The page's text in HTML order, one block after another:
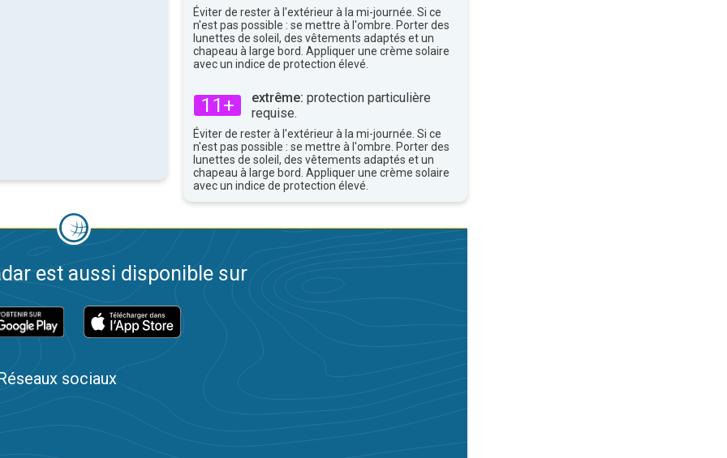
Éviter de rester à l'extérieur à la mi-journée. Si ce
n'est pas possible : se mettre à l'ombre. Porter des
lunettes de soleil, des vêtements adaptés et un
chapeau à large bord. Appliquer une crème solaire
avec un indice de protection élevé.
11+ extrême: protection particulière
requise.
Éviter de rester à l'extérieur à la mi-journée. Si ce
n'est pas possible : se mettre à l'ombre. Porter des
lunettes de soleil, des vêtements adaptés et un
chapeau à large bord. Appliquer une crème solaire
avec un indice de protection élevé.
est aussi disponible sur
sociaux